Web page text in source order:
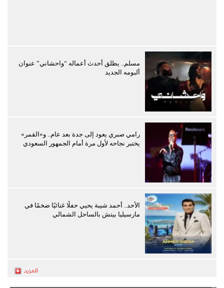
مسلم.. يطلق أحدث أعماله “واحشاني” عنوان
ألبومه الجديد
رامي صبري يعود إلى جدة بعد عام.. و«القمر»
يختبر نجاحه لأول مرة أمام الجمهور السعودي
الأحد.. أحمد شيبة يحيي حفلًا غنائيًا ضخمًا في
مارسيليا بيتش بالساحل الشمالي